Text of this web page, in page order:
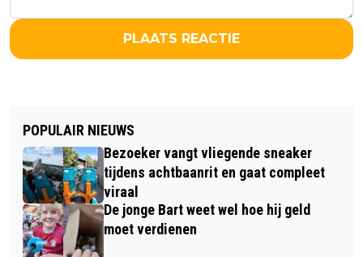
PLAATS REACTIE
POPULAIR NIEUWS
Bezoeker vangt vliegende sneaker
tijdens achtbaanrit en gaat compleet
viraal
De jonge Bart weet wel hoe hij geld
moet verdienen